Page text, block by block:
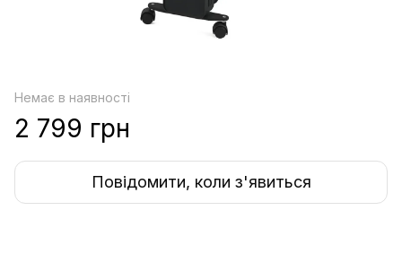
Немає в наявності
2 799 грн
Повідомити, коли з'явиться